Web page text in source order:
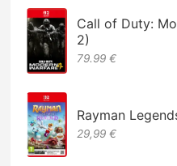
Call of Duty:
2)
79.99 €
Rayman
29,99 €